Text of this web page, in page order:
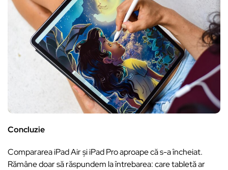
Concluzie
Compararea iPad Air și iPad Pro aproape că s-a încheiat.
Rămâne doar să răspundem la întrebarea: care tabletă ar